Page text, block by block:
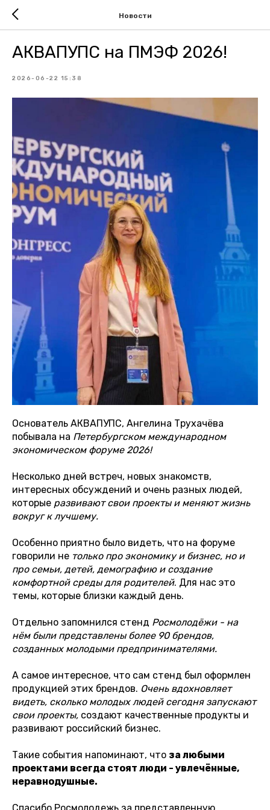
Новости
АКВАПУПС на ПМЭФ 2026!
2026-06-22 15:38
Основатель АКВАПУПС, Ангелина Трухачёва
побывала на Петербургском международном
экономическом форуме 2026!
Несколько дней встреч, новых знакомств,
интересных обсуждений и очень разных людей,
которые развивают свои проекты и меняют жизнь
вокруг к лучшему.
Особенно приятно было видеть, что на форуме
говорили не только про экономику и бизнес, но и
про семьи, детей, демографию и создание
комфортной среды для родителей. Для нас это
темы, которые близки каждый день.
Отдельно запомнился стенд Росмолодёжи - на
нём были представлены более 90 брендов,
созданных молодыми предпринимателями.
А самое интересное, что сам стенд был оформлен
продукцией этих брендов. Очень вдохновляет
видеть, сколько молодых людей сегодня запускают
свои проекты, создают качественные продукты и
развивают российский бизнес.
Такие события напоминают, что за любыми
проектами всегда стоят люди - увлечённые,
неравнодушные.